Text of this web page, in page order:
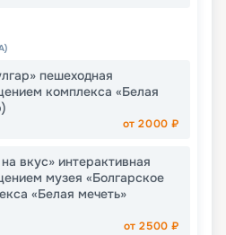
пешеходная
комплекса «Белая
от2000 ₽
вкус» интерактивная
музея «Болгарское
«Белая мечеть»
от2500 ₽